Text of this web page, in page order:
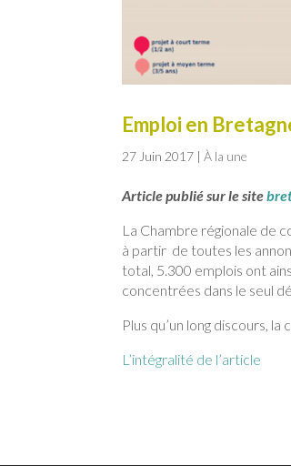
Emploi en
27 Juin 2017 |À la une
Article publié sur le site
La Chambre régionale de
à partir de toutes les
total, 5.300 emplois ont
concentrées dans le seul
Plus qu’un long discours,
L’intégralité de l’article